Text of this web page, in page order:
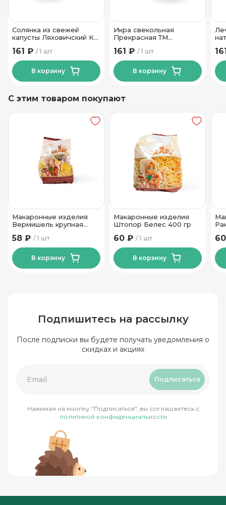
Солянка из свежей
капусты Ляховичский КЗ
1 шт
161 ₽
В корзину
Икра свекольная
Прекрасная ТМ
1 шт
161 ₽
В корзину
С этим товаром покупают
Макаронные изделия
Вермишель крупная
1 шт
58 ₽
В корзину
Макаронные изделия
Штопор Белес 400 гр
1 шт
60 ₽
В корзину
Подпишитесь на рассылку
После подписки вы будете получать уведомления о
скидках и акциях
Подписаться
Нажимая на кнопку "Подписаться", вы соглашаетесь с
политикой конфиденциальности